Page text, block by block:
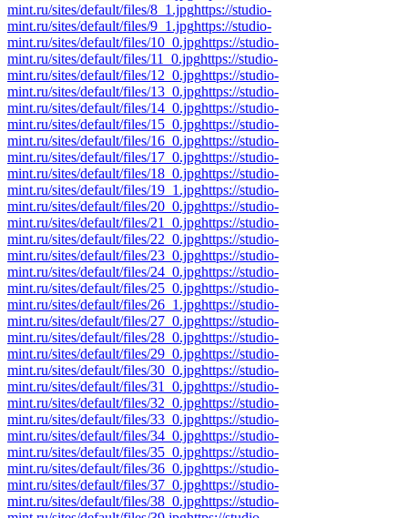
mint.ru/sites/default/files/8_1.jpghttps://studio-
mint.ru/sites/default/files/9_1.jpghttps://studio-
mint.ru/sites/default/files/10_0.jpghttps://studio-
mint.ru/sites/default/files/11_0.jpghttps://studio-
mint.ru/sites/default/files/12_0.jpghttps://studio-
mint.ru/sites/default/files/13_0.jpghttps://studio-
mint.ru/sites/default/files/14_0.jpghttps://studio-
mint.ru/sites/default/files/15_0.jpghttps://studio-
mint.ru/sites/default/files/16_0.jpghttps://studio-
mint.ru/sites/default/files/17_0.jpghttps://studio-
mint.ru/sites/default/files/18_0.jpghttps://studio-
mint.ru/sites/default/files/19_1.jpghttps://studio-
mint.ru/sites/default/files/20_0.jpghttps://studio-
mint.ru/sites/default/files/21_0.jpghttps://studio-
mint.ru/sites/default/files/22_0.jpghttps://studio-
mint.ru/sites/default/files/23_0.jpghttps://studio-
mint.ru/sites/default/files/24_0.jpghttps://studio-
mint.ru/sites/default/files/25_0.jpghttps://studio-
mint.ru/sites/default/files/26_1.jpghttps://studio-
mint.ru/sites/default/files/27_0.jpghttps://studio-
mint.ru/sites/default/files/28_0.jpghttps://studio-
mint.ru/sites/default/files/29_0.jpghttps://studio-
mint.ru/sites/default/files/30_0.jpghttps://studio-
mint.ru/sites/default/files/31_0.jpghttps://studio-
mint.ru/sites/default/files/32_0.jpghttps://studio-
mint.ru/sites/default/files/33_0.jpghttps://studio-
mint.ru/sites/default/files/34_0.jpghttps://studio-
mint.ru/sites/default/files/35_0.jpghttps://studio-
mint.ru/sites/default/files/36_0.jpghttps://studio-
mint.ru/sites/default/files/37_0.jpghttps://studio-
mint.ru/sites/default/files/38_0.jpghttps://studio-